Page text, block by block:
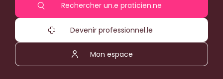
Rechercher un.e praticien.ne
Devenir professionnel.le
Mon espace